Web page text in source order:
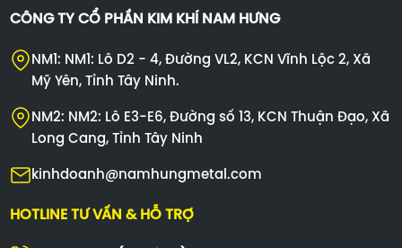
CÔNG TY CỔ PHẦN KIM KHÍ NAM HƯNG
NM1: NM1: Lô D2 - 4, Đường VL2, KCN Vĩnh Lộc 2, Xã
Mỹ Yên, Tỉnh Tây Ninh.
NM2: NM2: Lô E3-E6, Đường số 13, KCN Thuận Đạo, Xã
Long Cang, Tỉnh Tây Ninh
kinhdoanh@namhungmetal.com
HOTLINE TƯ VẤN & HỖ TRỢ